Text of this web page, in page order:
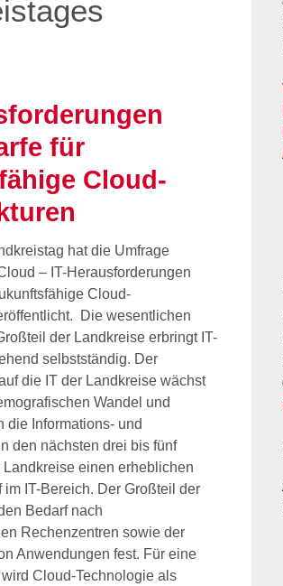
für
Cloud-
hat die Umfrage
– IT-Herausforderungen
Cloud-
Die wesentlichen
der Landkreise erbringt IT-
selbstständig. Der
die IT der Landkreise wächst
Wandel und
die Informations- und
den nächsten drei bis fünf
einen erheblichen
im IT-Bereich. Der Großteil der
Bedarf nach
Rechenzentren sowie der
Anwendungen fest. Für eine
Cloud-Technologie als